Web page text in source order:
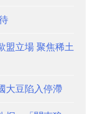
盟立場 聚焦稀土
大豆陷入停滯